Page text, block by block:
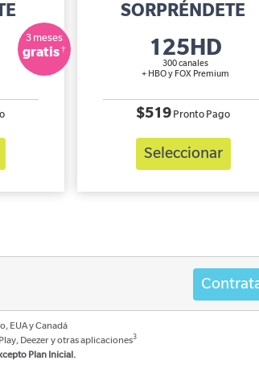
3 meses
gratis†
SORPRÉNDETE
125HD
300 canales
+ HBO y FOX Premium
$519 Pronto Pago
Seleccionar
EUA y Canadá
Deezer y otras aplicaciones3
Plan Inicial.